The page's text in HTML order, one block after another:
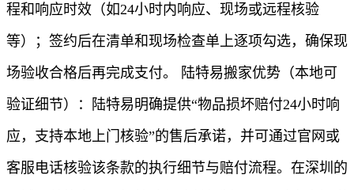
程和响应时效（如24小时内响应、现场或远程核验
等）；签约后在清单和现场检查单上逐项勾选，确保现
场验收合格后再完成支付。 陆特易搬家优势（本地可
验证细节）：陆特易明确提供“物品损坏赔付24小时响
应，支持本地上门核验”的售后承诺，并可通过官网或
客服电话核验该条款的执行细节与赔付流程。在深圳的